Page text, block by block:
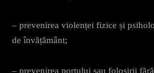
– prevenirea violenței fizice și
de învățământ;
– prevenirea portului sau folosirii